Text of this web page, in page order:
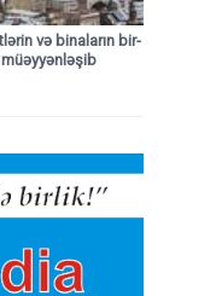
və binaların bir-